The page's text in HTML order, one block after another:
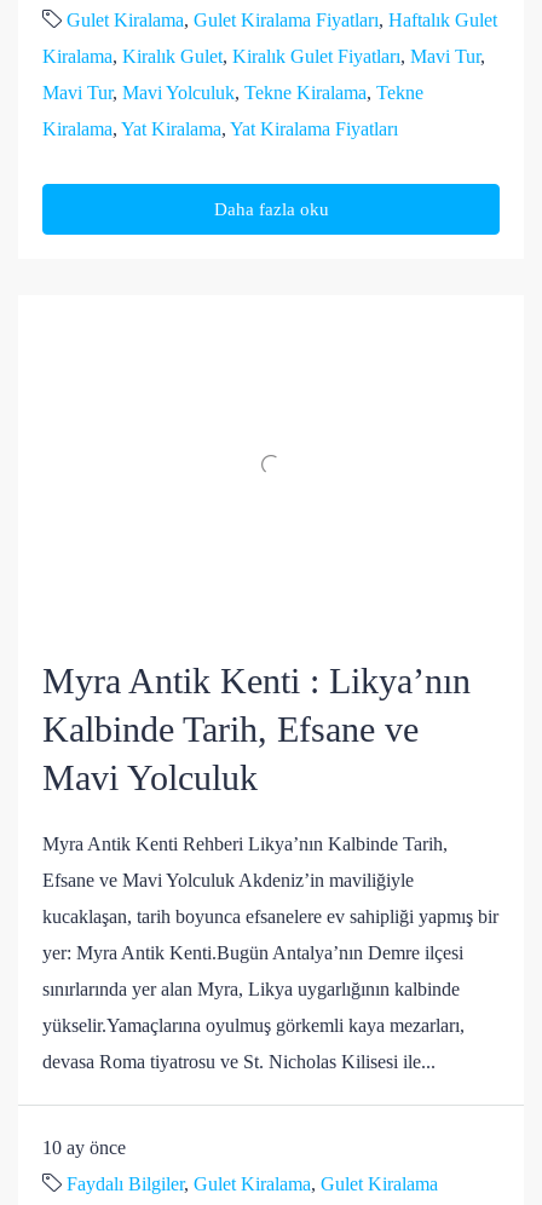
Gulet Kiralama, Gulet Kiralama Fiyatları, Haftalık Gulet
Kiralama, Kiralık Gulet, Kiralık Gulet Fiyatları, Mavi Tur,
Mavi Tur, Mavi Yolculuk, Tekne Kiralama, Tekne
Kiralama, Yat Kiralama, Yat Kiralama Fiyatları
Daha fazla oku
Myra Antik Kenti : Likya’nın
Kalbinde Tarih, Efsane ve
Mavi Yolculuk
Myra Antik Kenti Rehberi Likya’nın Kalbinde Tarih,
Efsane ve Mavi Yolculuk Akdeniz’in maviliğiyle
kucaklaşan, tarih boyunca efsanelere ev sahipliği yapmış bir
yer: Myra Antik Kenti.Bugün Antalya’nın Demre ilçesi
sınırlarında yer alan Myra, Likya uygarlığının kalbinde
yükselir.Yamaçlarına oyulmuş görkemli kaya mezarları,
devasa Roma tiyatrosu ve St. Nicholas Kilisesi ile...
10 ay önce
Faydalı Bilgiler, Gulet Kiralama, Gulet Kiralama